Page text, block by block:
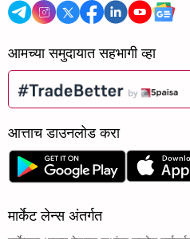
आमच्या समुदायात सहभागी व्हा
आत्ताच डाउनलोड करा
मार्केट लेन्स अंतर्गत